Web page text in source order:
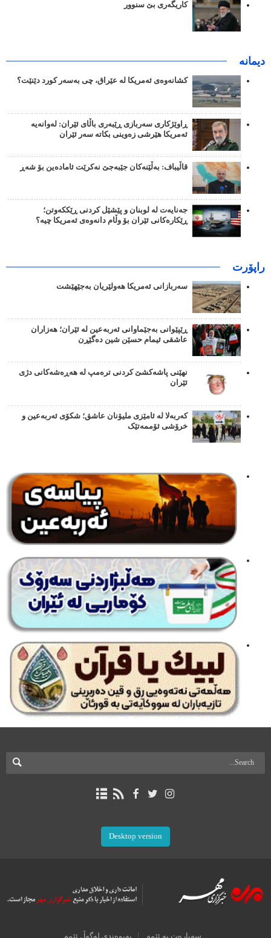
کاریگەری بێ سنوور
دیمانە
کشانەوەی ئەمریکا لە عێراق، چی بەسەر کورد دێنێت؟
ڕاوێژکاری سەربازی ڕێبەری باڵای ئێران: لەوانەیە
ئەمریکا هێرشی زەوینی بکاتە سەر ئێران
قاڵیباف: بەڵێنەکان جێبەجێ نەکرێت ئامادەین بۆ شەڕ
جەنایەت لە لوبنان و پێشێل کردنی ڕێککەوتن؛
ڕێکارەکانی ئێران بۆ وڵام دانەوەی ئەمریکا چیە؟
راپۆرت
سەربازانی ئەمریکا هەولێریان بەجێهێشت
ڕێپێوانی بەجێماوانی ئەربەعین لە ئێران؛ هەزاران
عاشقی ئیمام حسێن شین دەگێڕن
نهێنی پاشەکشێ کردنی ترەمپ لە هەڕەشەکانی دژی
ئێران
کەربەلا لە ئامێزی ملیۆنان عاشق؛ شکۆی ئەربەعین و
خرۆشی ئۆممەتێک
Desktop version
سەبارەت بە ئێمە پەیوەندی لەگەڵ ئێمە